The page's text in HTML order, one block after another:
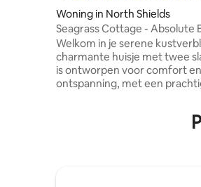
Woning in North Shields
Seagrass Cottage - Absolute
Retreat
Welkom in je serene
charmante huisje met twee
is ontworpen voor comfort en
ontspanning, met een
kopje koffie in de ochtend of
wijn in de avond. De volledig